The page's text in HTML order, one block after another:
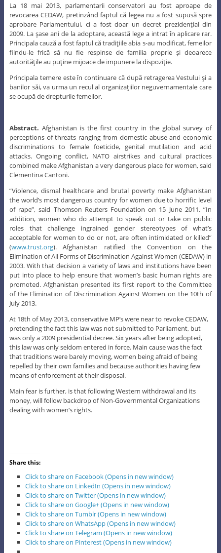
La 18 mai 2013, parlamentarii conservatori au fost aproape de
revocarea CEDAW, pretinzând faptul că legea nu a fost supusă spre
aprobare Parlamentului, ci a fost doar un decret prezidenţial din
2009. La şase ani de la adoptare, această lege a intrat în aplicare rar.
Principala cauză a fost faptul că tradiţiile abia s-au modificat, femeilor
fiindu-le frică să nu fie respinse de familia proprie şi deoarece
autorităţile au puţine mijoace de impunere la dispoziţie.
Principala temere este în continuare că după retragerea Vestului şi a
banilor săi, va urma un recul al organizaţiilor neguvernamentale care
se ocupă de drepturile femeilor.
Abstract. Afghanistan is the first country in the global survey of
perceptions of threats ranging from domestic abuse and economic
discriminations to female foeticide, genital mutilation and acid
attacks. Ongoing conflict, NATO airstrikes and cultural practices
combined make Afghanistan a very dangerous place for women, said
Clementina Cantoni.
”Violence, dismal healthcare and brutal poverty make Afghanistan
the world’s most dangerous country for women due to horrific level
of rape”, said Thomson Reuters Foundation on 15 June 2011. ”In
addition, women who do attempt to speak out or take on public
roles that challenge ingrained gender stereotypes of what’s
acceptable for women to do or not, are often intimidated or killed”
(www.trust.org). Afghanistan ratified the Convention on the
Elimination of All Forms of Discrimination Against Women (CEDAW) in
2003. With that decision a variety of laws and institutions have been
put into place to help ensure that women’s basic human rights are
promoted. Afghanistan presented its first report to the Committee
of the Elimination of Discrimination Against Women on the 10th of
July 2013.
At 18th of May 2013, conservative MP’s were near to revoke CEDAW,
pretending the fact this law was not submitted to Parliament, but
was only a 2009 presidential decree. Six years after being adopted,
this law was only seldom entered in force. Main cause was the fact
that traditions were barely moving, women being afraid of being
repelled by their own families and because authorities having few
means of enforcement at their disposal.
Main fear is further, is that following Western withdrawal and its
money, will follow backdrop of Non-Governmental Organizations
dealing with women’s rights.
Share this:
Click to share on Facebook (Opens in new window)
Click to share on LinkedIn (Opens in new window)
Click to share on Twitter (Opens in new window)
Click to share on Google+ (Opens in new window)
Click to share on Tumblr (Opens in new window)
Click to share on WhatsApp (Opens in new window)
Click to share on Telegram (Opens in new window)
Click to share on Pinterest (Opens in new window)